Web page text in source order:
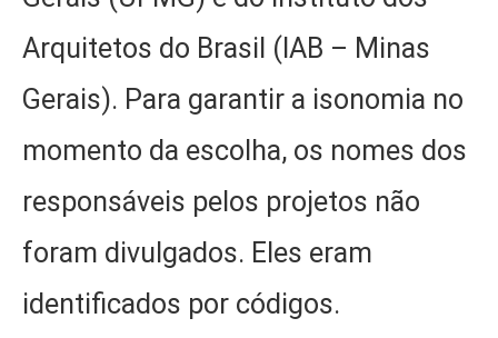
Arquitetos do Brasil (IAB – Minas
Gerais). Para garantir a isonomia no
momento da escolha, os nomes dos
responsáveis pelos projetos não
foram divulgados. Eles eram
identificados por códigos.